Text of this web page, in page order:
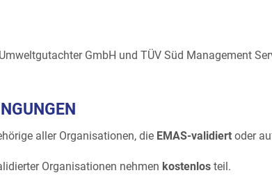
GmbH und TÜV Süd Management
aller Organisationen, die EMAS-validiert oder
Organisationen nehmen kostenlos teil.